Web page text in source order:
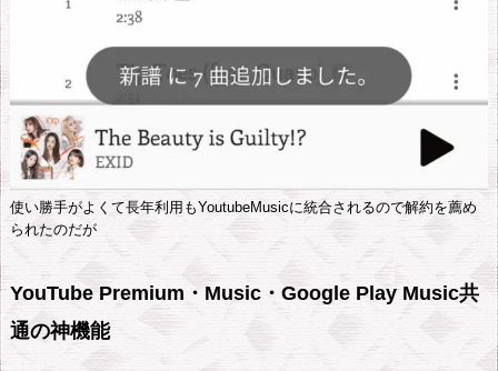
題
2.
一
時
存
使い勝手がよくて長年利用もYoutubeMusicに統合されるので解約を薦め
られたのだが
YouTube Premium・Music・Google Play Music共
通の神機能